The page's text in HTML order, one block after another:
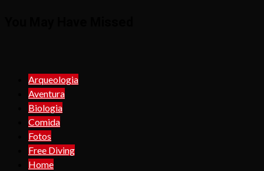
Arqueologia
Aventura
Biologia
Comida
Fotos
Free Diving
Home